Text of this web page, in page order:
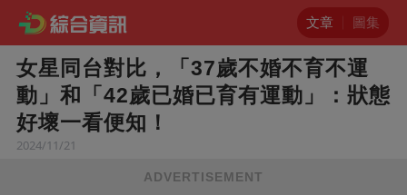
文章 圖集
女星同台對比，「37歲不婚不育不運
動」和「42歲已婚已育有運動」：狀態
好壞一看便知！
2024/11/21
ADVERTISEMENT